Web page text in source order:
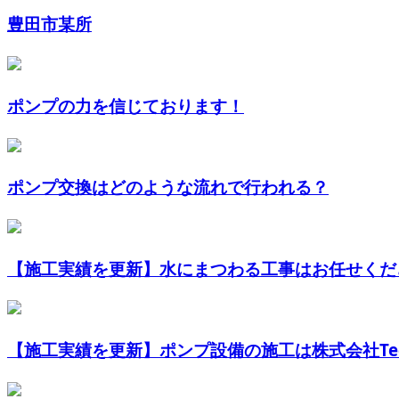
豊田市某所
ポンプの力を信じております！
ポンプ交換はどのような流れで行われる？
【施工実績を更新】水にまつわる工事はお任せくだ
【施工実績を更新】ポンプ設備の施工は株式会社